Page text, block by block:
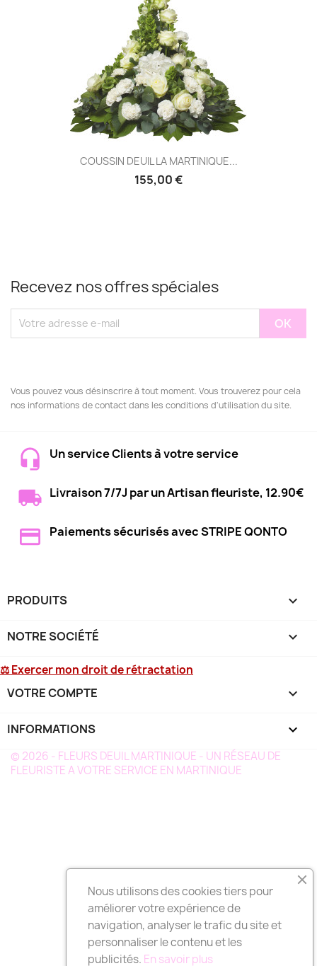
COUSSIN DEUIL LA MARTINIQUE...
155,00 €
Recevez nos offres spéciales
Vous pouvez vous désinscrire à tout moment. Vous trouverez pour cela
nos informations de contact dans les conditions d'utilisation du site.
Un service Clients à votre service
Livraison 7/7J par un Artisan fleuriste, 12.90€
Paiements sécurisés avec STRIPE QONTO
PRODUITS 
NOTRE SOCIÉTÉ 
⚖ Exercer mon droit de rétractation
VOTRE COMPTE 
INFORMATIONS keyboard_arrow_down
© 2026 - FLEURS DEUIL MARTINIQUE - UN RÉSEAU DE
FLEURISTE A VOTRE SERVICE EN MARTINIQUE
Nous utilisons des cookies tiers pour
améliorer votre expérience de
navigation, analyser le trafic du site et
personnaliser le contenu et les
publicités. En savoir plus